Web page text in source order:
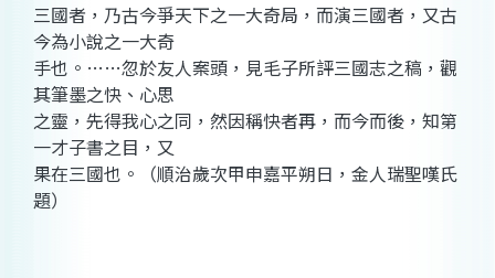
三國者，乃古今爭天下之一大奇局，而演三國者，又古
今為小說之一大奇
手也。……忽於友人案頭，見毛子所評三國志之稿，觀
其筆墨之快、心思
之靈，先得我心之同，然因稱快者再，而今而後，知第
一才子書之目，又
果在三國也。（順治歲次甲申嘉平朔日，金人瑞聖嘆氏
題）